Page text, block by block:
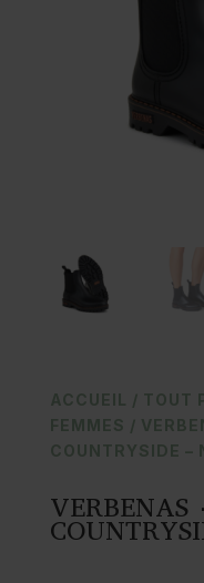
ACCUEIL / TOUT
FEMMES /
COUNTRYSIDE –